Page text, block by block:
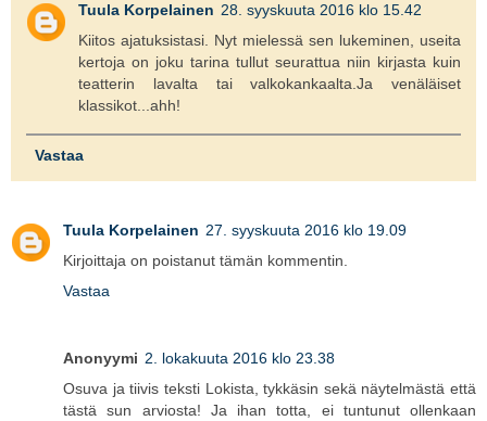
Tuula Korpelainen 28. syyskuuta 2016 klo 15.42
Kiitos ajatuksistasi. Nyt mielessä sen lukeminen, useita
kertoja on joku tarina tullut seurattua niin kirjasta kuin
teatterin lavalta tai valkokankaalta.Ja venäläiset
klassikot...ahh!
Vastaa
Tuula Korpelainen 27. syyskuuta 2016 klo 19.09
Kirjoittaja on poistanut tämän kommentin.
Vastaa
Anonyymi 2. lokakuuta 2016 klo 23.38
Osuva ja tiivis teksti Lokista, tykkäsin sekä näytelmästä että
tästä sun arviosta! Ja ihan totta, ei tuntunut ollenkaan